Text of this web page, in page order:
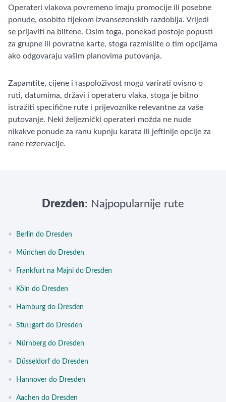
Operateri vlakova povremeno imaju promocije ili posebne
ponude, osobito tijekom izvansezonskih razdoblja. Vrijedi
se prijaviti na biltene. Osim toga, ponekad postoje popusti
za grupne ili povratne karte, stoga razmislite o tim opcijama
ako odgovaraju vašim planovima putovanja.
Zapamtite, cijene i raspoloživost mogu varirati ovisno o
ruti, datumima, državi i operateru vlaka, stoga je bitno
istražiti specifične rute i prijevoznike relevantne za vaše
putovanje. Neki željeznički operateri možda ne nude
nikakve ponude za ranu kupnju karata ili jeftinije opcije za
rane rezervacije.
Drezden: Najpopularnije rute
• Berlin do Dresden
• München do Dresden
• Frankfurt na Majni do Dresden
• Köln do Dresden
• Hamburg do Dresden
• Stuttgart do Dresden
• Nürnberg do Dresden
• Düsseldorf do Dresden
• Hannover do Dresden
• Aachen do Dresden